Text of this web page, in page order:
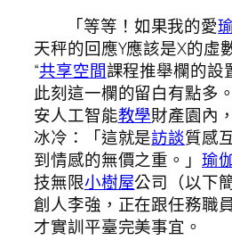
「等等！如果我的愛
天秤的回應Y應該是X的虛
“共享空間課程推舉欄的設
此刻這一欄的留白有點多
安人工智能教學財產園內
冰冷：「這就是訪談質感
到情感的無價之重。」 瑜
技無限小樹屋公司（以下
創人李強，正在跟任務職
才實訓平臺完美事宜。